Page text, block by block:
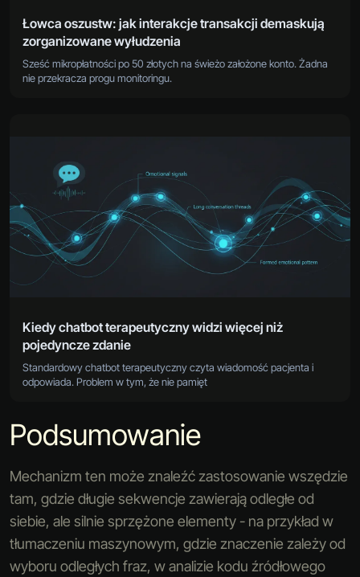
Łowca oszustw: jak interakcje transakcji demaskują
zorganizowane wyłudzenia
Sześć mikropłatności po 50 złotych na świeżo założone konto. Żadna
nie przekracza progu monitoringu.
Kiedy chatbot terapeutyczny widzi więcej niż
pojedyncze zdanie
Standardowy chatbot terapeutyczny czyta wiadomość pacjenta i
odpowiada. Problem w tym, że nie pamięt
Podsumowanie
Mechanizm ten może znaleźć zastosowanie wszędzie
tam, gdzie długie sekwencje zawierają odległe od
siebie, ale silnie sprzężone elementy - na przykład w
tłumaczeniu maszynowym, gdzie znaczenie zależy od
wyboru odległych fraz, w analizie kodu źródłowego